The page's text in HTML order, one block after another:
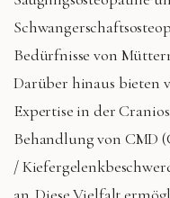
Bedürfnisse von
Darüber hinaus bieten
Expertise in der
Behandlung von CMD
/